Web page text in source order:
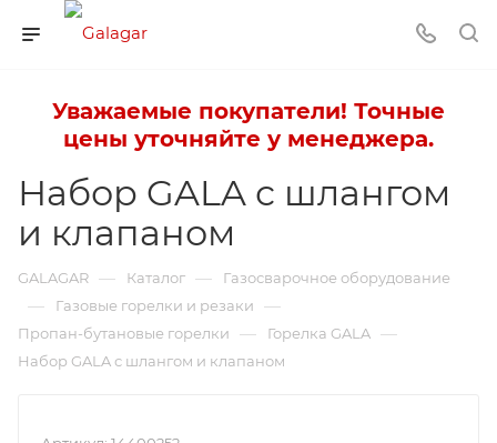
Уважаемые покупатели! Точные
цены уточняйте у менеджера.
Набор GALA с шлангом
и клапаном
GALAGAR — Каталог — Газосварочное оборудование
— Газовые горелки и резаки —
Пропан-бутановые горелки — Горелка GALA —
Набор GALA с шлангом и клапаном